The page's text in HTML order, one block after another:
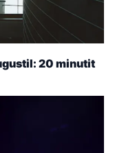
20 minutit